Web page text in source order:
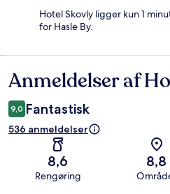
Hotel Skovly ligger kun 1
for Hasle By.
Anmeldelser
Anmeldelser af
9,0 Fantastisk
536 anmeldelser
8,6
Rengøring
8,8